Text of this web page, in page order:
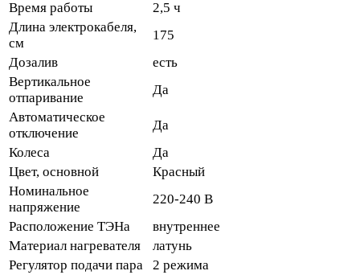
Время работы
2,5 ч
Длина электрокабеля,
см
175
Дозалив
есть
Вертикальное
отпаривание
Да
Автоматическое
отключение
Да
Колеса
Да
Цвет, основной
Красный
Номинальное
напряжение
220-240 В
Расположение ТЭНа
внутреннее
Материал нагревателя
латунь
Регулятор подачи пара
2 режима